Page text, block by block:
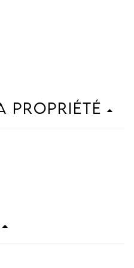
propriété